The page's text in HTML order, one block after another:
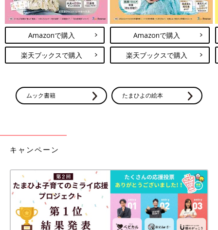
Amazonで購入
楽天ブックスで購入
Amazonで購入
楽天ブックスで購入
ムック書籍 たまひよの絵本
キャンペーン